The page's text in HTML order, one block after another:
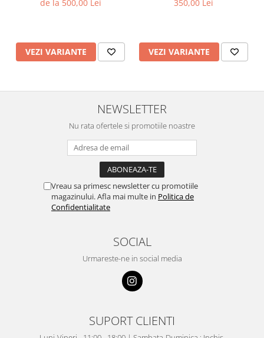
de la 500,00 Lei
VEZI VARIANTE
350,00 Lei
VEZI VARIANTE
NEWSLETTER
Nu rata ofertele si promotiile noastre
Vreau sa primesc newsletter cu promotiile
magazinului. Afla mai multe in Politica de
Confidentialitate
SOCIAL
Urmareste-ne in social media
SUPORT CLIENTI